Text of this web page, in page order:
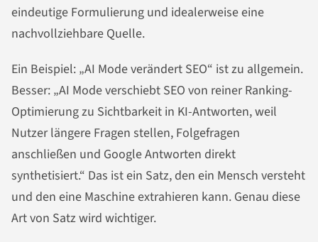
eindeutige Formulierung und idealerweise eine
nachvollziehbare Quelle.
Ein Beispiel: „AI Mode verändert SEO“ ist zu allgemein.
Besser: „AI Mode verschiebt SEO von reiner Ranking-
Optimierung zu Sichtbarkeit in KI-Antworten, weil
Nutzer längere Fragen stellen, Folgefragen
anschließen und Google Antworten direkt
synthetisiert.“ Das ist ein Satz, den ein Mensch versteht
und den eine Maschine extrahieren kann. Genau diese
Art von Satz wird wichtiger.